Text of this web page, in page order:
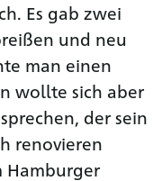
Es gab zwei
und neu
man einen
wollte sich aber
der sein
renovieren
Hamburger